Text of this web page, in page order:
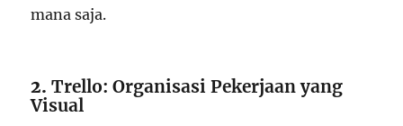
mana saja.
2.Trello: Organisasi Pekerjaan yang
Visual